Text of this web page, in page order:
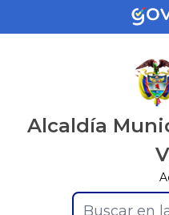
Alcaldía
Buscar en